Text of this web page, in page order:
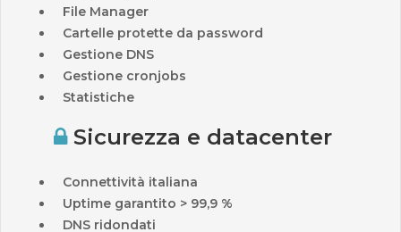
File Manager
Cartelle protette da password
Gestione DNS
Gestione cronjobs
Statistiche
Sicurezza e datacenter
Connettività italiana
Uptime garantito > 99,9 %
DNS ridondati